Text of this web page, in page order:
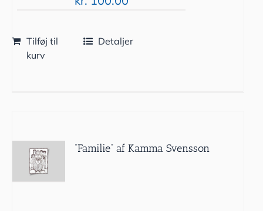
Tilføj til
kurv
Detaljer
”Familie” af Kamma Svensson